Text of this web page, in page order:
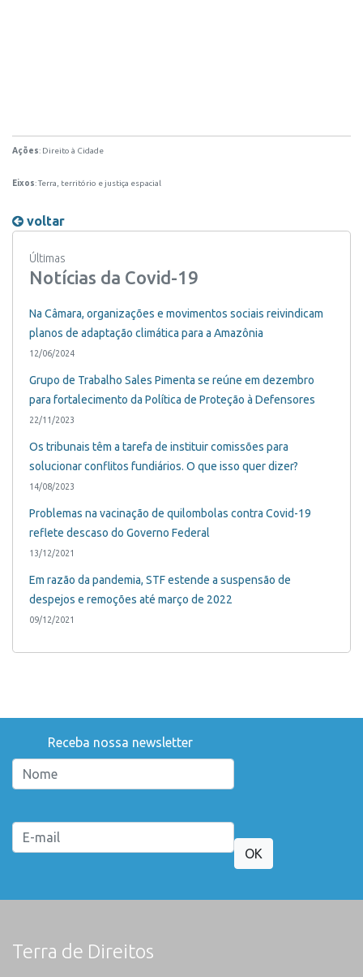
Ações: Direito à Cidade
Eixos: Terra, território e justiça espacial
voltar
Últimas
Notícias da Covid-19
Na Câmara, organizações e movimentos sociais reivindicam
planos de adaptação climática para a Amazônia
12/06/2024
Grupo de Trabalho Sales Pimenta se reúne em dezembro
para fortalecimento da Política de Proteção à Defensores
22/11/2023
Os tribunais têm a tarefa de instituir comissões para
solucionar conflitos fundiários. O que isso quer dizer?
14/08/2023
Problemas na vacinação de quilombolas contra Covid-19
reflete descaso do Governo Federal
13/12/2021
Em razão da pandemia, STF estende a suspensão de
despejos e remoções até março de 2022
09/12/2021
Receba nossa newsletter
OK
Terra de Direitos